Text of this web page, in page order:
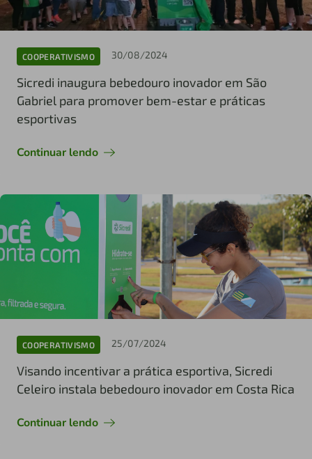
COOPERATIVISMO 30/08/2024
Sicredi inaugura bebedouro inovador em São
Gabriel para promover bem-estar e práticas
esportivas
Continuar lendo
COOPERATIVISMO 25/07/2024
Visando incentivar a prática esportiva, Sicredi
Celeiro instala bebedouro inovador em Costa Rica
Continuar lendo